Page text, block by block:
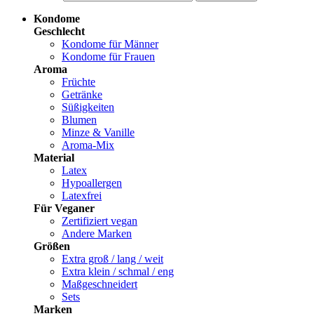
Kondome
Geschlecht
Kondome für Männer
Kondome für Frauen
Aroma
Früchte
Getränke
Süßigkeiten
Blumen
Minze & Vanille
Aroma-Mix
Material
Latex
Hypoallergen
Latexfrei
Für Veganer
Zertifiziert vegan
Andere Marken
Größen
Extra groß / lang / weit
Extra klein / schmal / eng
Maßgeschneidert
Sets
Marken